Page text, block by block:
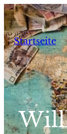
Zum
Inhalt
springen
Startseite